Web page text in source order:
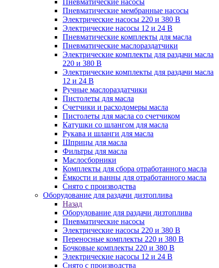
Пневматические насосы
Пневматические мембранные насосы
Электрические насосы 220 и 380 В
Электрические насосы 12 и 24 В
Пневматические комплекты для масла
Пневматические маслораздатчики
Электрические комплекты для раздачи масла
220 и 380 В
Электрические комплекты для раздачи масла
12 и 24 В
Ручные маслораздатчики
Пистолеты для масла
Счетчики и расходомеры масла
Пистолеты для масла со счетчиком
Катушки со шлангом для масла
Рукава и шланги для масла
Шприцы для масла
Фильтры для масла
Маслосборники
Комплекты для сбора отработанного масла
Ёмкости и ванны для отработанного масла
Снято с производства
Оборудование для раздачи дизтоплива
Назад
Оборудование для раздачи дизтоплива
Пневматические насосы
Электрические насосы 220 и 380 В
Переносные комплекты 220 и 380 В
Бочковые комплекты 220 и 380 В
Электрические насосы 12 и 24 В
Снято с производства